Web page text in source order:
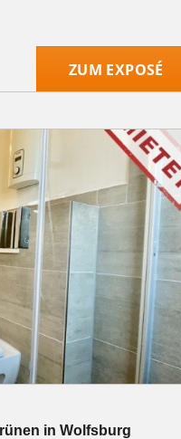
ZUM EXPOSÉ
in Wolfsburg